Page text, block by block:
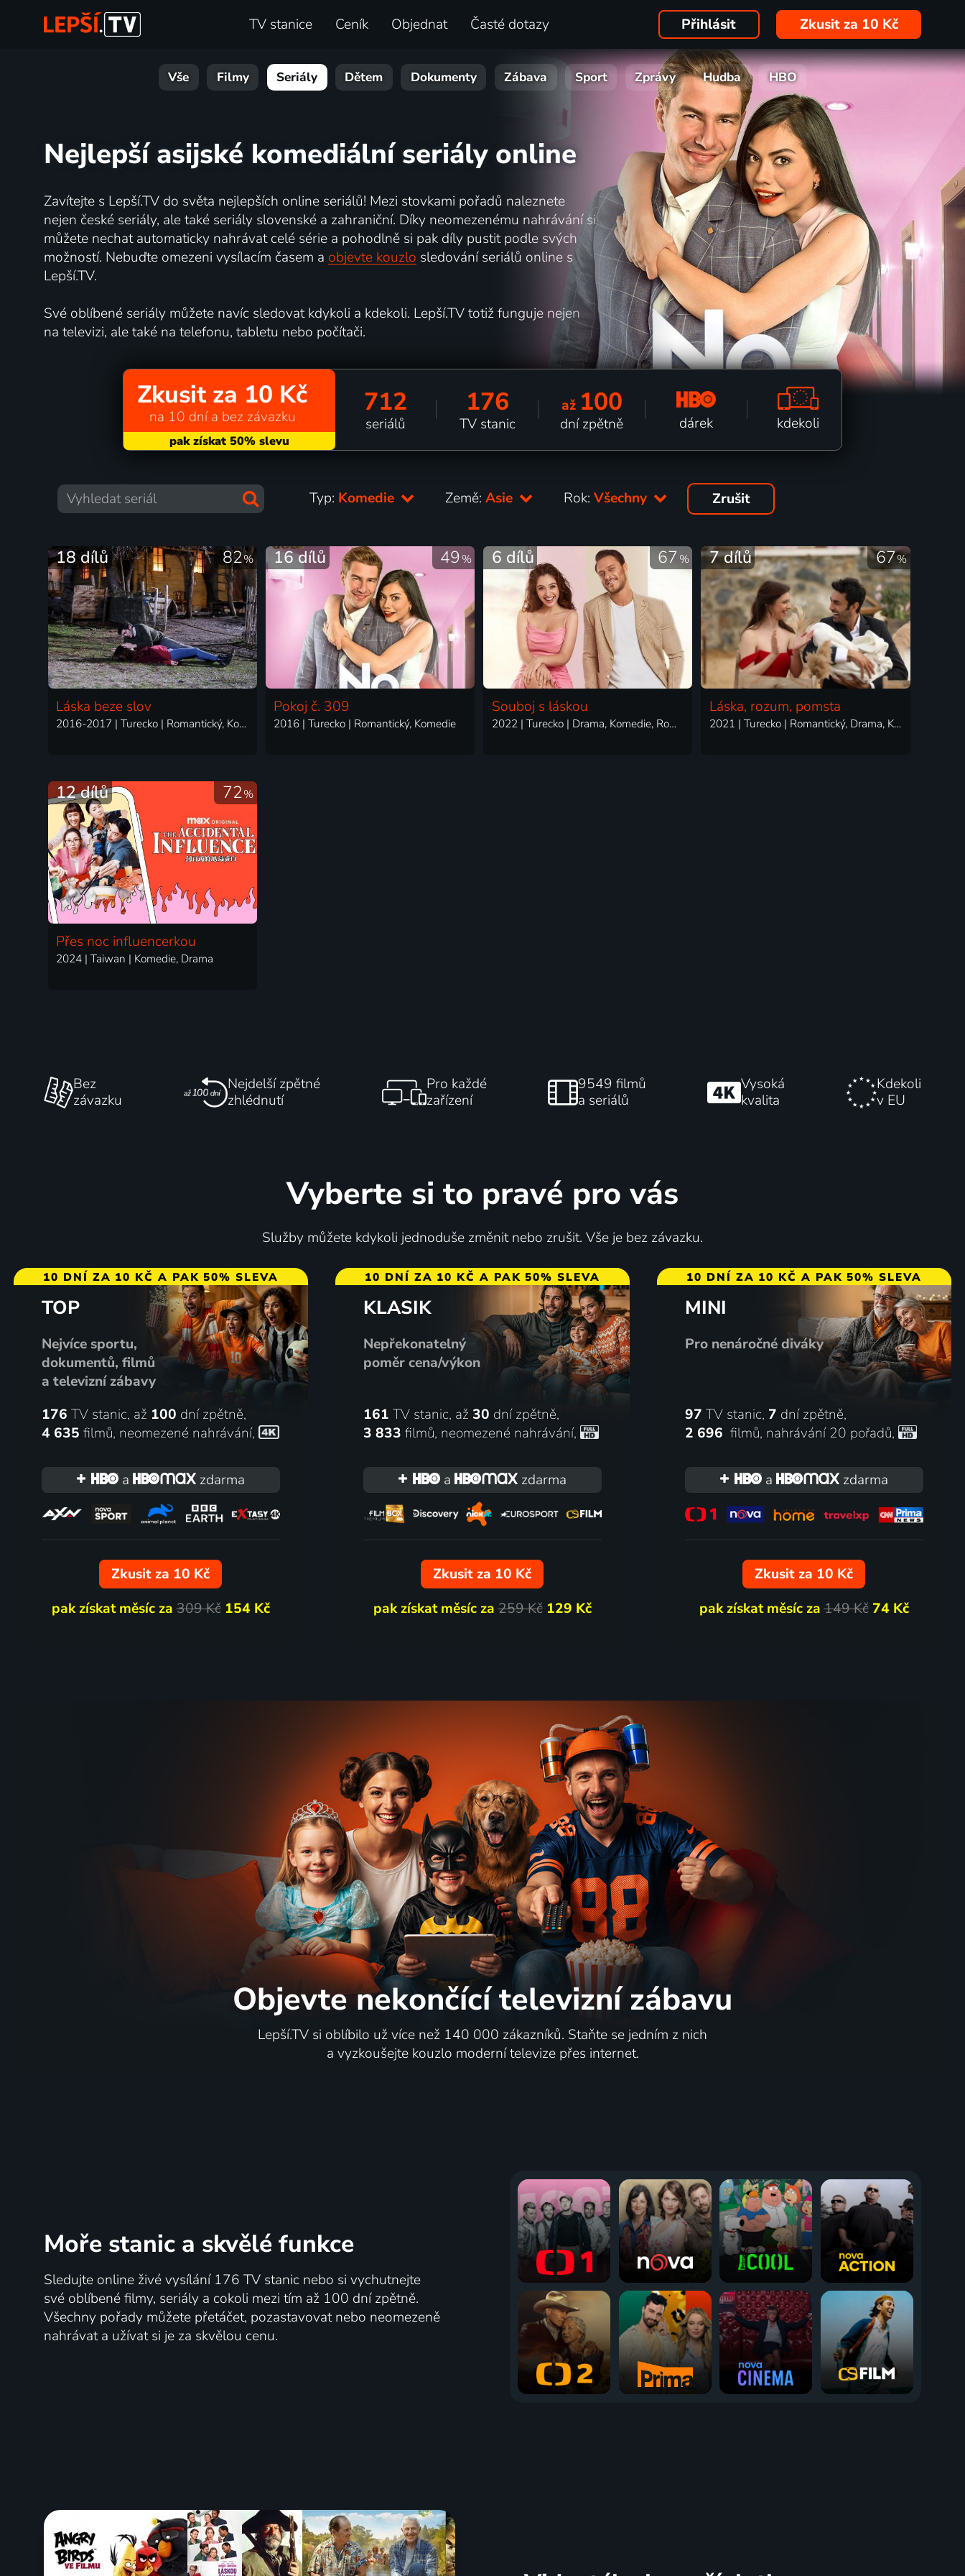
TV stanice Ceník Objednat Časté dotazy Přihlásit Zkusit za 10 Kč
Vše Filmy Seriály Dětem Dokumenty Zábava Sport Zprávy Hudba HBO
Nejlepší asijské komediální seriály online
Zavítejte s Lepší.TV do světa nejlepších online seriálů! Mezi stovkami pořadů naleznete
nejen české seriály, ale také seriály slovenské a zahraniční. Díky neomezenému nahrávání si
můžete nechat automaticky nahrávat celé série a pohodlně si pak díly pustit podle svých
možností. Nebuďte omezeni vysílacím časem a objevte kouzlo sledování seriálů online s
Lepší.TV.
Své oblíbené seriály můžete navíc sledovat kdykoli a kdekoli. Lepší.TV totiž funguje nejen
na televizi, ale také na telefonu, tabletu nebo počítači.
Zkusit za 10 Kč
na 10 dní a bez závazku 712
seriálů
176
TV stanic
až 100
dní zpětně dárek kdekoli
Typ: Komedie Země:Asie Rok:Všechny Zrušit
82%
18 dílů
Láska beze slov
2016-2017 | Turecko | Romantický, Komedie
49%
16 dílů
Pokoj č. 309
2016 | Turecko | Romantický, Komedie
67 %
6 dílů
Souboj s láskou
2022 | Turecko | Drama, Komedie, Romantický
67%
7 dílů
Láska, rozum, pomsta
2021 | Turecko | Romantický, Drama, Komedie, Rodinný
72%
12 dílů
Přes noc influencerkou
2024 | Taiwan | Komedie, Drama
Bez
závazku
Nejdelší zpětné
zhlédnutí
Pro každé
zařízení
9549 filmů
a seriálů
Vysoká
kvalita
Kdekoli
v EU
Vyberte si to pravé pro vás
Služby můžete kdykoli jednoduše změnit nebo zrušit. Vše je bez závazku.
10 DNÍ ZA 10 KČ A PAK 50% SLEVA
TOP
Nejvíce sportu,
dokumentů, filmů
a televizní zábavy
176 TV stanic, až 100 dní zpětně,
4 635 filmů, neomezené nahrávání,
a zdarma
Zkusit za 10 Kč
pak získat měsíc za309 Kč 154 Kč
10 DNÍ ZA 10 KČ A PAK 50% SLEVA
KLASIK
Nepřekonatelný
poměr cena/výkon
161 TV stanic, až 30 dní zpětně,
3 833 filmů, neomezené nahrávání,
a zdarma
Zkusit za 10 Kč
pak získat měsíc za259 Kč 129 Kč
10 DNÍ ZA 10 KČ A PAK 50% SLEVA
MINI
Pro nenáročné diváky
97 TV stanic, 7 dní zpětně,
2 696 filmů, nahrávání 20 pořadů,
a zdarma
Zkusit za 10 Kč
pak získat měsíc za149 Kč 74 Kč
Objevte nekončící televizní zábavu
Lepší.TV si oblíbilo už více než 140 000 zákazníků. Staňte se jedním z nich
a vyzkoušejte kouzlo moderní televize přes internet.
Moře stanic a skvělé funkce
Sledujte online živé vysílání 176 TV stanic nebo si vychutnejte
své oblíbené filmy, seriály a cokoli mezi tím až 100 dní zpětně.
Všechny pořady můžete přetáčet, pozastavovat nebo neomezeně
nahrávat a užívat si je za skvělou cenu.